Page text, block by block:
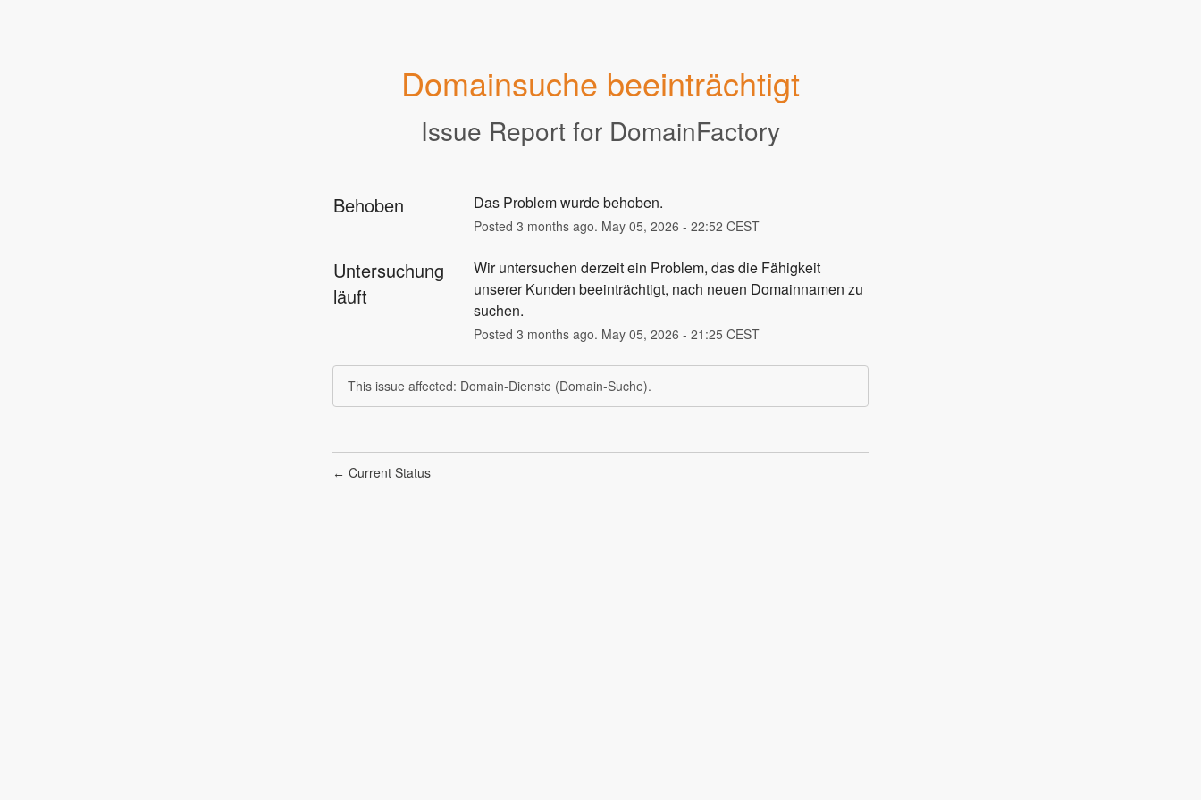
Domainsuche beeinträchtigt
Issue Report for DomainFactory
Behoben Das Problem wurde behoben.
Posted 3 months ago. May 05, 2026 - 22:52 CEST
Untersuchung
läuft
Wir untersuchen derzeit ein Problem, das die Fähigkeit
unserer Kunden beeinträchtigt, nach neuen Domainnamen zu
suchen.
Posted 3 months ago. May 05, 2026 - 21:25 CEST
This issue affected: Domain-Dienste (Domain-Suche).
← Current Status